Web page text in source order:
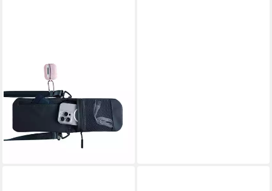
Handy-Umhängetasche,
wasserfest, mit Innentaschen
19,59 € 27,99 €
lieferbar in 2 Wochen